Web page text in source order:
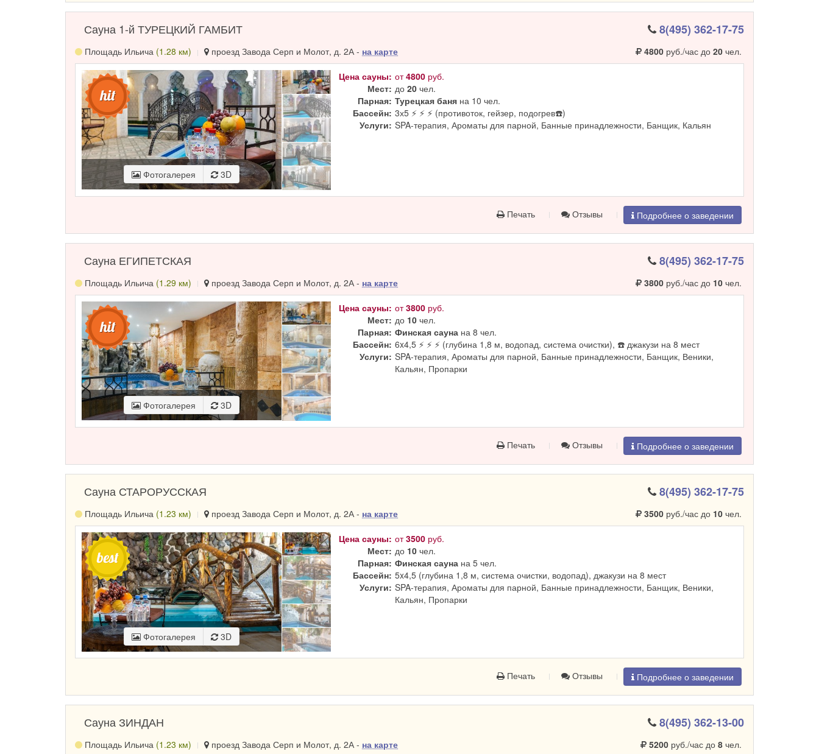
Сауна 1-й ТУРЕЦКИЙ ГАМБИТ 8(495) 362-17-75
Площадь Ильича (1.28 км) проезд Завода Серп и Молот, д. 2А - на карте 4800руб./час до 20чел.
Фотогалерея 3D
Цена сауны: от4800 руб.
Мест: до20 чел.
Парная: Турецкая баня на 10 чел.
Бассейн: 3х5 ⚡ ⚡ ⚡ (противоток, гейзер, подогрев☎️)
Услуги: SPA-терапия, Ароматы для парной, Банные принадлежности, Банщик, Кальян
Печать Отзывы Подробнее о заведении
Сауна ЕГИПЕТСКАЯ 8(495) 362-17-75
Площадь Ильича (1.29 км) проезд Завода Серп и Молот, д. 2А - на карте 3800руб./час до 10чел.
Фотогалерея 3D
Цена сауны: от3800 руб.
Мест: до 10 чел.
Парная: Финская сауна на 8 чел.
Бассейн: 6x4,5 ⚡ ⚡ ⚡ (глубина 1,8 м, водопад, система очистки), ☎️ джакузи на 8 мест
Услуги: SPA-терапия, Ароматы для парной, Банные принадлежности, Банщик, Веники,
Кальян, Пропарки
Печать Отзывы Подробнее о заведении
Сауна СТАРОРУССКАЯ 8(495) 362-17-75
Площадь Ильича (1.23 км) проезд Завода Серп и Молот, д. 2А - на карте 3500руб./час до 10чел.
Фотогалерея 3D
Цена сауны: от3500 руб.
Мест: до 10 чел.
Парная: Финская сауна на 5 чел.
Бассейн: 5x4,5 (глубина 1,8 м, система очистки, водопад), джакузи на 8 мест
Услуги: SPA-терапия, Ароматы для парной, Банные принадлежности, Банщик, Веники,
Кальян, Пропарки
Печать Отзывы Подробнее о заведении
Сауна ЗИНДАН 8(495) 362-13-00
Площадь Ильича (1.23 км) проезд Завода Серп и Молот, д. 2А - на карте 5200руб./час до 8чел.